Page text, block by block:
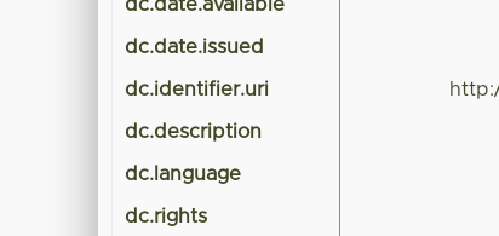
dc.date.available
dc.date.issued
dc.identifier.uri
dc.description
dc.language
dc.rights